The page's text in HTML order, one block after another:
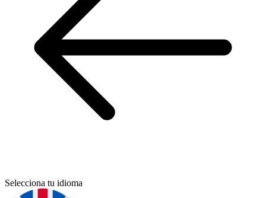
Selecciona tu idioma